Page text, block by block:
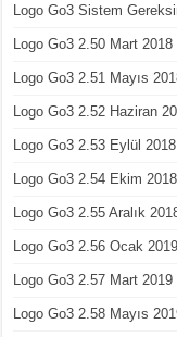
Logo Go3 Sistem
Logo Go3 2.50 Mart 2018
Logo Go3 2.51 Mayıs
Logo Go3 2.52 Haziran
Logo Go3 2.53 Eylül 2018
Logo Go3 2.54 Ekim 2018
Logo Go3 2.55 Aralık
Logo Go3 2.56 Ocak 2019
Logo Go3 2.57 Mart 2019
Logo Go3 2.58 Mayıs